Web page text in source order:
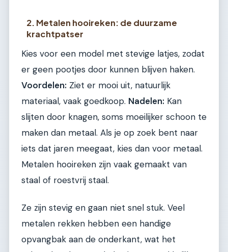
2. Metalen hooireken: de duurzame
krachtpatser
Kies voor een model met stevige latjes, zodat
er geen pootjes door kunnen blijven haken.
Voordelen: Ziet er mooi uit, natuurlijk
materiaal, vaak goedkoop. Nadelen: Kan
slijten door knagen, soms moeilijker schoon te
maken dan metaal. Als je op zoek bent naar
iets dat jaren meegaat, kies dan voor metaal.
Metalen hooireken zijn vaak gemaakt van
staal of roestvrij staal.
Ze zijn stevig en gaan niet snel stuk. Veel
metalen rekken hebben een handige
opvangbak aan de onderkant, wat het